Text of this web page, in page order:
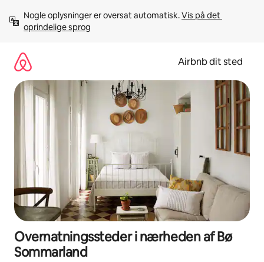
videre
Nogle oplysninger er oversat automatisk. Vis på det
oprindelige sprog
Airbnb dit sted
Overnatningssteder i nærheden af Bø
Sommarland